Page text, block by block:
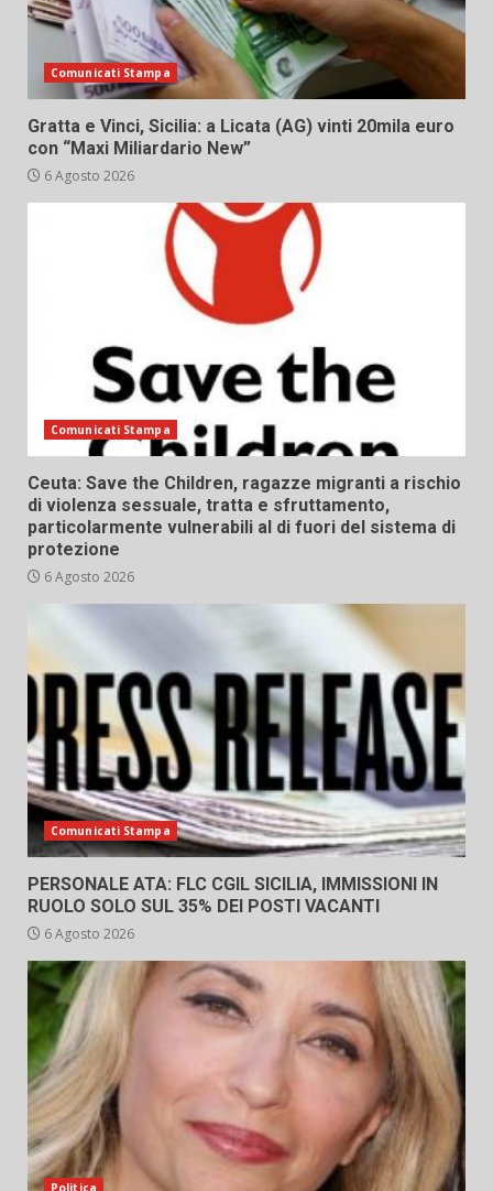
Comunicati Stampa
Gratta e Vinci, Sicilia: a Licata (AG) vinti 20mila euro
con “Maxi Miliardario New”
6 Agosto 2026
Comunicati Stampa
Ceuta: Save the Children, ragazze migranti a rischio
di violenza sessuale, tratta e sfruttamento,
particolarmente vulnerabili al di fuori del sistema di
protezione
6 Agosto 2026
Comunicati Stampa
PERSONALE ATA: FLC CGIL SICILIA, IMMISSIONI IN
RUOLO SOLO SUL 35% DEI POSTI VACANTI
6 Agosto 2026